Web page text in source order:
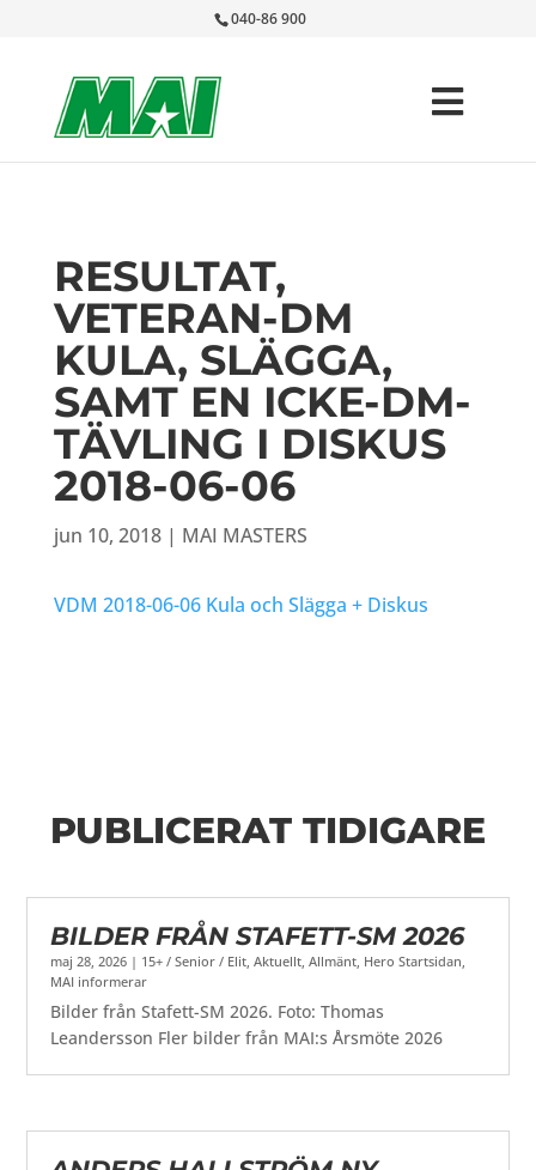
040-86 900
RESULTAT,
VETERAN-DM
KULA, SLÄGGA,
SAMT EN ICKE-DM-
TÄVLING I DISKUS
2018-06-06
jun 10, 2018| MAI MASTERS
VDM 2018-06-06 Kula och Slägga + Diskus
PUBLICERAT TIDIGARE
BILDER FRÅN STAFETT-SM 2026
maj 28, 2026 | 15+ / Senior / Elit,Aktuellt,Allmänt, Hero Startsidan,
MAI informerar
Bilder från Stafett-SM 2026. Foto: Thomas
Leandersson Fler bilder från MAI:s Årsmöte 2026